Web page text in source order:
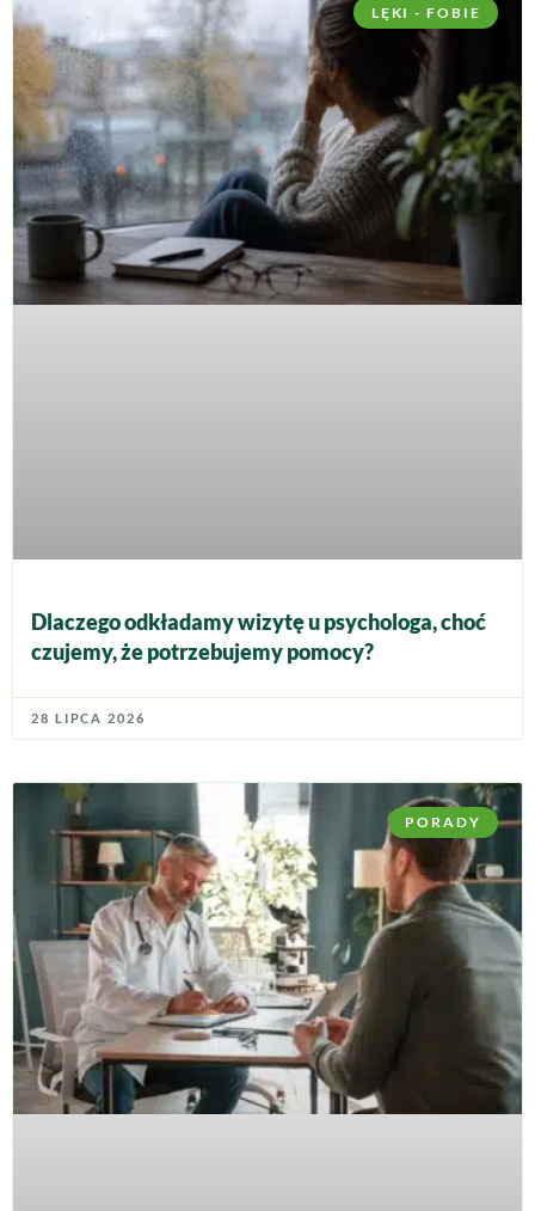
LĘKI - FOBIE
Dlaczego odkładamy wizytę u psychologa, choć
czujemy, że potrzebujemy pomocy?
28 LIPCA 2026
PORADY